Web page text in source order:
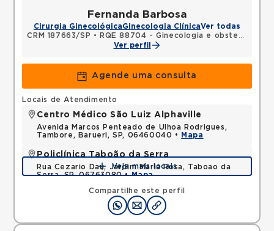
Fernanda Barbosa
Cirurgia GinecológicaGinecologia ClínicaVer todas
CRM 187663/SP •
RQE 88704 - Ginecologia e obstetrícia
Ver perfil
Agende uma consulta
Compartilhe este perfil
Locais de Atendimento
Centro Médico São Luiz Alphaville
Avenida Marcos Penteado de Ulhoa Rodrigues,
Tambore, Barueri, SP, 06460040 •
Mapa
Policlínica Taboão da Serra
Rua Cezario Dau, Jardim Maria Rosa, Taboao da
Serra, SP, 06763080 •Mapa
Veja mais locais